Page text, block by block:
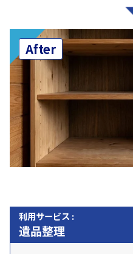
After
利用サービス :
遺品整理